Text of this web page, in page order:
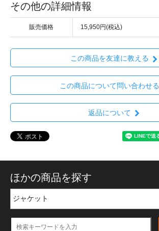
その他の詳細情報
販売価格 15,950円(税込)
この商品を友達に教える
この商品について問い合わせる
返品について
ほかの商品を探す